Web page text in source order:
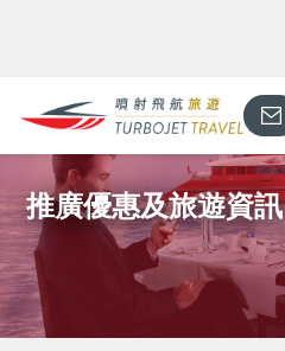
推廣優惠及旅遊資訊